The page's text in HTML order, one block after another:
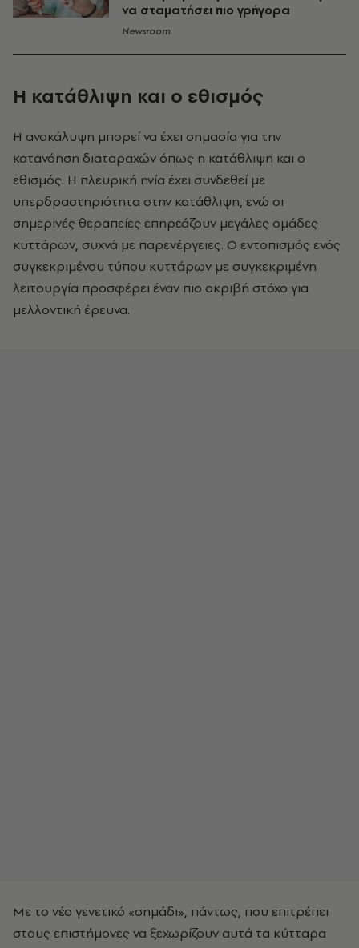
να σταματήσει πιο γρήγορα
Newsroom
Η κατάθλιψη και ο εθισμός
Η ανακάλυψη μπορεί να έχει σημασία για την
κατανόηση διαταραχών όπως η κατάθλιψη και ο
εθισμός. Η πλευρική ηνία έχει συνδεθεί με
υπερδραστηριότητα στην κατάθλιψη, ενώ οι
σημερινές θεραπείες επηρεάζουν μεγάλες ομάδες
κυττάρων, συχνά με παρενέργειες. Ο εντοπισμός ενός
συγκεκριμένου τύπου κυττάρων με συγκεκριμένη
λειτουργία προσφέρει έναν πιο ακριβή στόχο για
μελλοντική έρευνα.
Με το νέο γενετικό «σημάδι», πάντως, που επιτρέπει
στους επιστήμονες να ξεχωρίζουν αυτά τα κύτταρα